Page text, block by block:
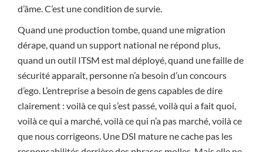
d’âme. C’est une condition de survie.
Quand une production tombe, quand une migration
dérape, quand un support national ne répond plus,
quand un outil ITSM est mal déployé, quand une faille de
sécurité apparaît, personne n’a besoin d’un concours
d’ego. L’entreprise a besoin de gens capables de dire
clairement : voilà ce qui s’est passé, voilà qui a fait quoi,
voilà ce qui a marché, voilà ce qui n’a pas marché, voilà ce
que nous corrigeons. Une DSI mature ne cache pas les